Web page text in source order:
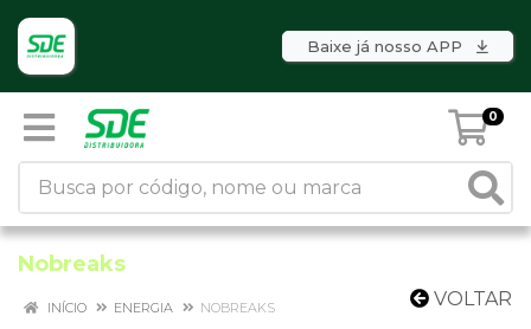
Baixe já nosso APP
0
Nobreaks
VOLTAR
INÍCIO ENERGIA NOBREAKS